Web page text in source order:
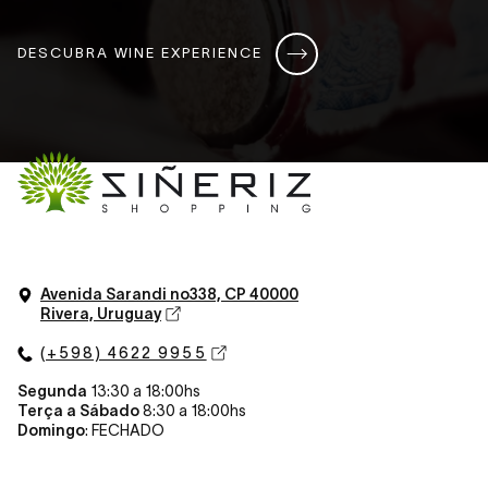
DESCUBRA WINE EXPERIENCE
Avenida Sarandi no338, CP 40000
Rivera, Uruguay
(+598) 4622 9955
Segunda 13:30 a 18:00hs
Terça a Sábado8:30 a 18:00hs
Domingo: FECHADO